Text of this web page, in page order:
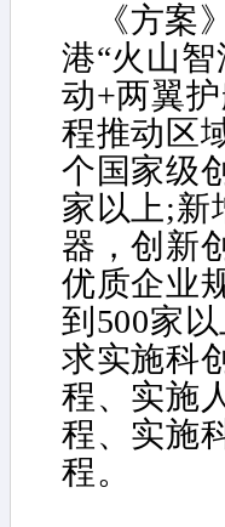
《方案
港“火山
动+两翼
程推动区
个国家级
家以上;新
器，创新
优质企业
到500家
求实施科
程、实施
程、实施
程。